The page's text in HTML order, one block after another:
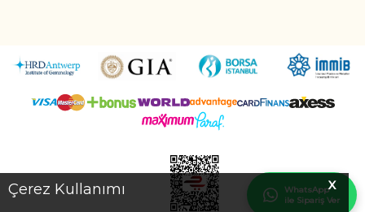
X
Çerez Kullanımı
WhatsApp
ile Sipariş Ver